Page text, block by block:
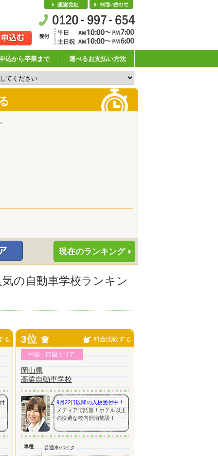
会社概要
込から卒業まで 選べるお支払い方法
現在のランキング
の自動車学校ランキン
る 3位 料金比較する
中国・四国エリア
岡山県
高梁自動車学校
9月22日以降の入校受付中！
メディアで話題！ホテル以上
の快適な校内宿泊施設！
車種 普通車/バイク